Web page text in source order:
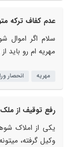
عدم کفاف ترکه
سلام اگر اموال
مهریه ام رو باید
مهریه انحصار
رفع توقیف از
یکی از املاک
وکیل گرفته،